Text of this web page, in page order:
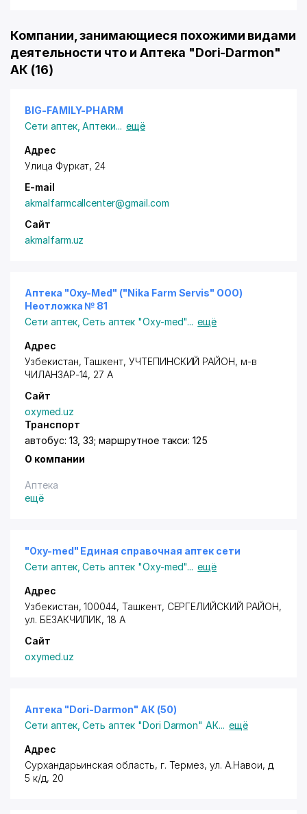
Компании, занимающиеся похожими видами
деятельности что и Аптека "Dori-Darmon"
АК (16)
BIG-FAMILY-PHARM
Сети аптек,Аптеки... ещё
Адрес
Улица Фуркат, 24
E-mail
akmalfarmcallcenter@gmail.com
Сайт
akmalfarm.uz
Аптека "Oxy-Med" ("Nika Farm Servis" ООО)
Неотложка № 81
Сети аптек,Сеть аптек "Oxy-med"... ещё
Адрес
Узбекистан, Ташкент, УЧТЕПИНСКИЙ РАЙОН, м-в
ЧИЛАНЗАР-14, 27 А
Сайт
oxymed.uz
Транспорт
автобус: 13, 33; маршрутное такси: 125
О компании
Аптека
ещё
"Oxy-med" Единая справочная аптек сети
Сети аптек,Сеть аптек "Oxy-med"... ещё
Адрес
Узбекистан, 100044, Ташкент, СЕРГЕЛИЙСКИЙ РАЙОН,
ул. БЕЗАКЧИЛИК, 18 А
Сайт
oxymed.uz
Аптека "Dori-Darmon" АК (50)
Сети аптек,Сеть аптек "Dori Darmon" АК... ещё
Адрес
Сурхандарьинская область, г. Термез,ул. А.Навои, д.
5 к/д, 20